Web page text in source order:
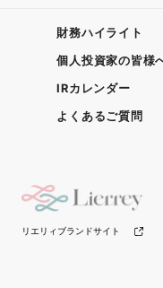
財務ハイライト
個人投資家の皆様
IRカレンダー
よくあるご質問
リエリィブランドサイト